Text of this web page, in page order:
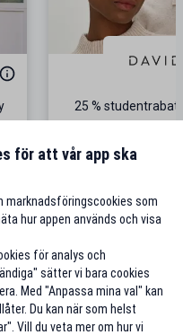
25 %
för att vår app ska
marknadsföringscookies som
hur appen används och visa
för analys och
sätter vi bara cookies
Med "Anpassa mina val" kan
Du kan när som helst
Vill du veta mer om hur vi